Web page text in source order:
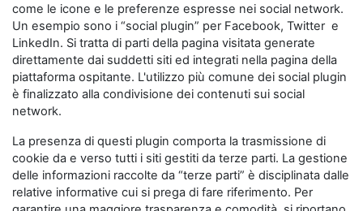
come le icone e le preferenze espresse nei social network.
Un esempio sono i “social plugin” per Facebook, Twitter e
LinkedIn. Si tratta di parti della pagina visitata generate
direttamente dai suddetti siti ed integrati nella pagina della
piattaforma ospitante. L'utilizzo più comune dei social plugin
è finalizzato alla condivisione dei contenuti sui social
network.
La presenza di questi plugin comporta la trasmissione di
cookie da e verso tutti i siti gestiti da terze parti. La gestione
delle informazioni raccolte da “terze parti” è disciplinata dalle
relative informative cui si prega di fare riferimento. Per